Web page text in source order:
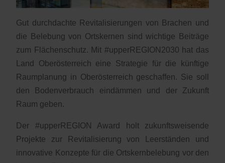
Gut durchdachte Revitalisierungen von Brachen und
die Belebung von Ortskernen sind wichtige Beiträge
zum Flächenschutz. Mit #upperREGION2030 hat das
Land Oberösterreich eine Strategie für die künftige
Raumplanung in Oberösterreich geschaffen. Sie soll
den Bodenverbrauch eindämmen und der Zukunft
Raum geben.
Der #upperREGION Award holt zukunftsweisende
Projekte zur Revitalisierung von Leerständen und
innovative Konzepte für die Ortskernbelebung vor den